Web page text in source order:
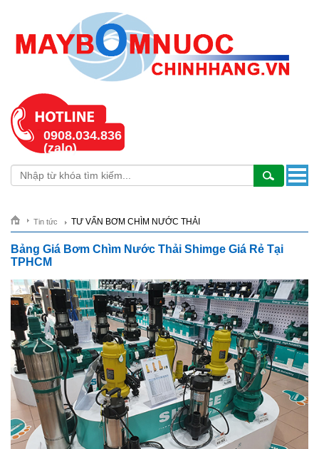
0908.034.836
(zalo)
Tin tức TƯ VẤN BƠM CHÌM NƯỚC THẢI
Bảng Giá Bơm Chìm Nước Thải Shimge Giá Rẻ Tại
TPHCM